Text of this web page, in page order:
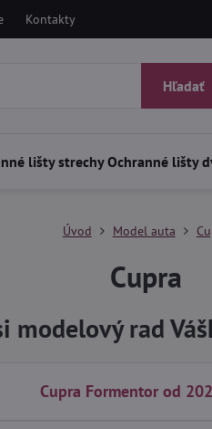
Kontakty
Hľadať
lišty strechyOchranné lišty
Úvod Model auta
Cupra
modelový rad
Cupra Formentor od